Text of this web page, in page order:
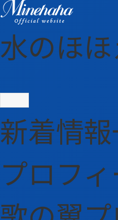
水のほ
新着情
プロフ